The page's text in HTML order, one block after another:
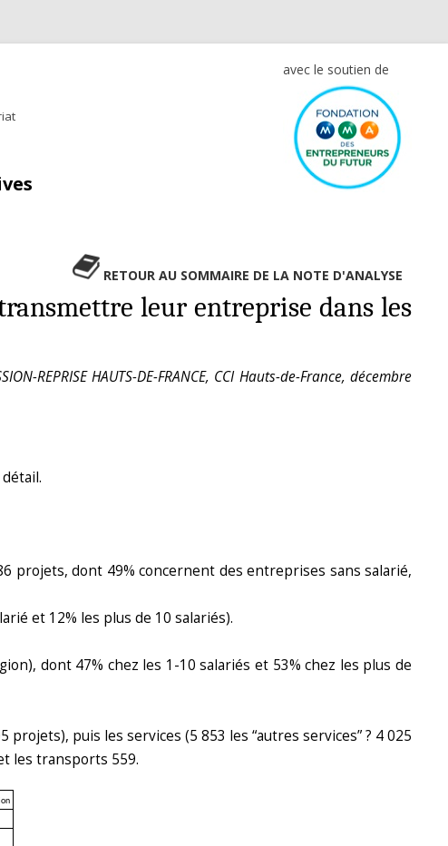
avec le soutien de
RETOUR AU SOMMAIRE DE LA NOTE D'ANALYSE
leur entreprise dans les
REPRISE HAUTS-DE-FRANCE, CCI Hauts-de-France, décembre
projets, dont 49% concernent des entreprises sans salarié,
et 12% les plus de 10 salariés).
dont 47% chez les 1-10 salariés et 53% chez les plus de
puis les services (5 853 les “autres services” ? 4 025
les transports 559.